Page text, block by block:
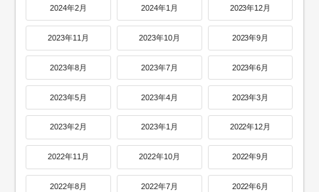
2024年2月 2024年1月 2023年12月
2023年11月 2023年10月 2023年9月
2023年8月 2023年7月 2023年6月
2023年5月 2023年4月 2023年3月
2023年2月 2023年1月 2022年12月
2022年11月 2022年10月 2022年9月
2022年8月 2022年7月 2022年6月